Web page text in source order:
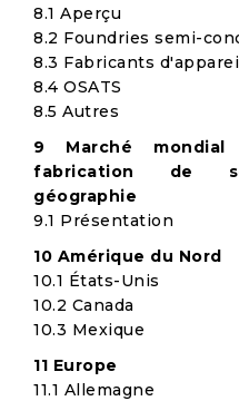
8.1 Aperçu
8.2 Foundries semi-
8.3 Fabricants
8.4 OSATS
8.5 Autres
9 Marché
fabrication de
géographie
9.1 Présentation
10 Amérique du Nord
10.1 États-Unis
10.2 Canada
10.3 Mexique
11 Europe
11.1 Allemagne